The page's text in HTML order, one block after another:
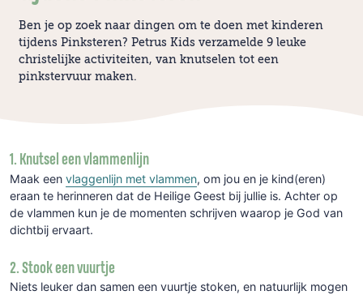
Ben je op zoek naar dingen om te doen met kinderen
tijdens Pinksteren? Petrus Kids verzamelde 9 leuke
christelijke activiteiten, van knutselen tot een
pinkstervuur maken.
1. Knutsel een vlammenlijn
Maak een vlaggenlijn met vlammen, om jou en je kind(eren)
eraan te herinneren dat de Heilige Geest bij jullie is. Achter op
de vlammen kun je de momenten schrijven waarop je God van
dichtbij ervaart.
2. Stook een vuurtje
Niets leuker dan samen een vuurtje stoken, en natuurlijk mogen